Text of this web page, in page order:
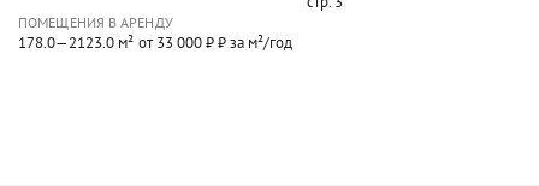
ПОМЕЩЕНИЯ В АРЕНДУ
178.0—2123.0 м² от 33 000 ₽ ₽ за м²/год